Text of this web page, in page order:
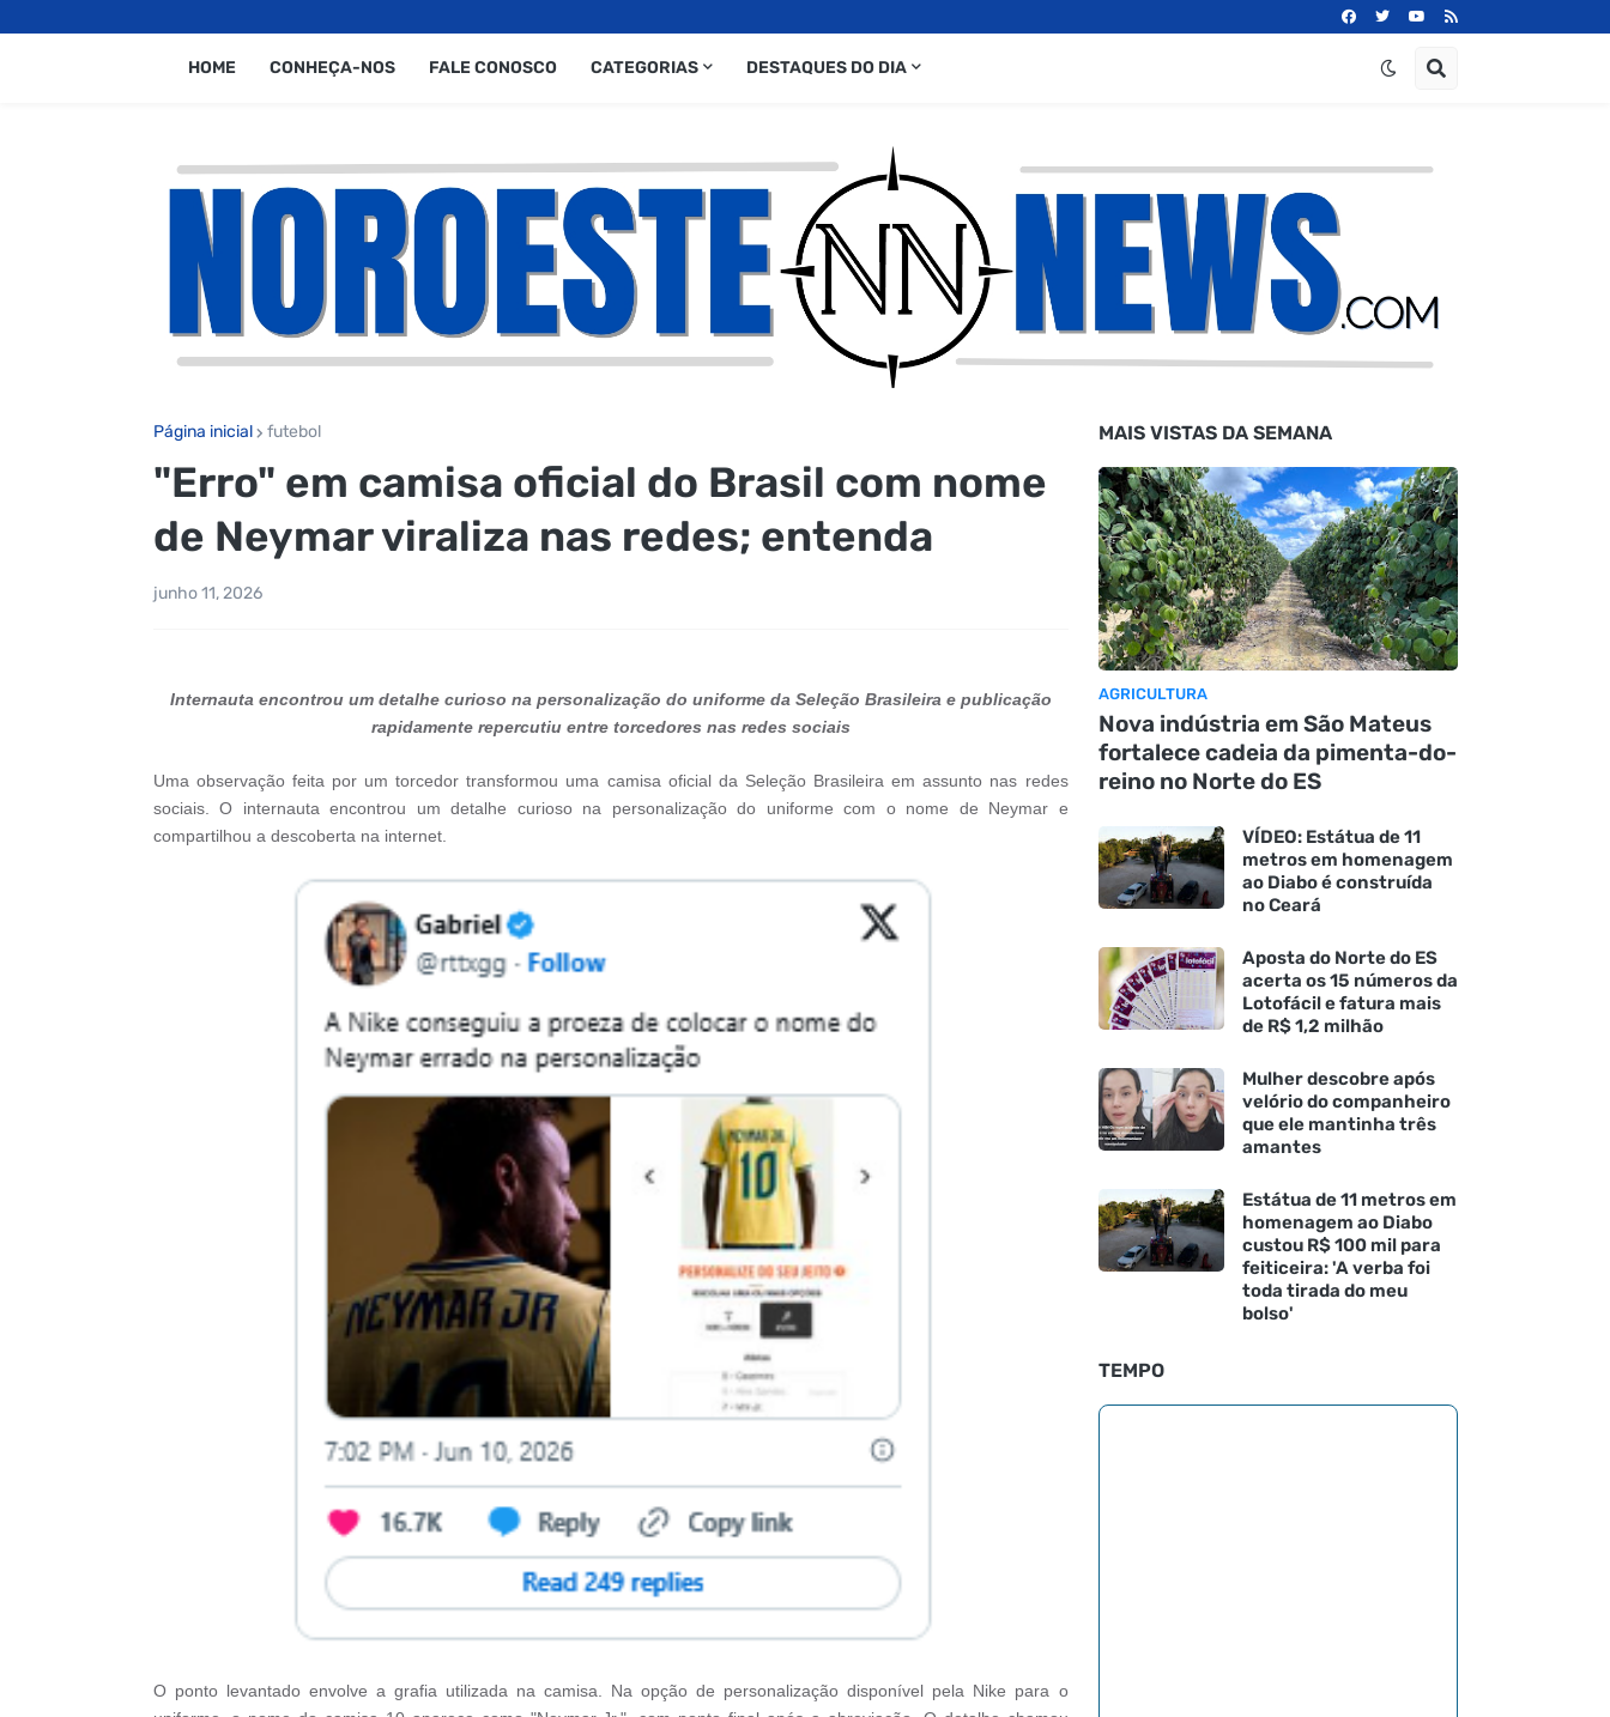
HOME CONHEÇA-NOS FALE CONOSCO CATEGORIAS DESTAQUES DO DIA
Página inicial futebol
"Erro" em camisa oficial do Brasil com nome
de Neymar viraliza nas redes; entenda
junho 11, 2026
Internauta encontrou um detalhe curioso na personalização do uniforme da Seleção Brasileira e publicação
rapidamente repercutiu entre torcedores nas redes sociais
Uma observação feita por um torcedor transformou uma camisa oficial da Seleção Brasileira em assunto nas redes
sociais. O internauta encontrou um detalhe curioso na personalização do uniforme com o nome de Neymar e
compartilhou a descoberta na internet.
O ponto levantado envolve a grafia utilizada na camisa. Na opção de personalização disponível pela Nike para o
MAIS VISTAS DA SEMANA
AGRICULTURA
Nova indústria em São Mateus
fortalece cadeia da pimenta-do-
reino no Norte do ES
VÍDEO: Estátua de 11
metros em homenagem
ao Diabo é construída
no Ceará
Aposta do Norte do ES
acerta os 15 números da
Lotofácil e fatura mais
de R$ 1,2 milhão
Mulher descobre após
velório do companheiro
que ele mantinha três
amantes
Estátua de 11 metros em
homenagem ao Diabo
custou R$ 100 mil para
feiticeira: 'A verba foi
toda tirada do meu
bolso'
TEMPO